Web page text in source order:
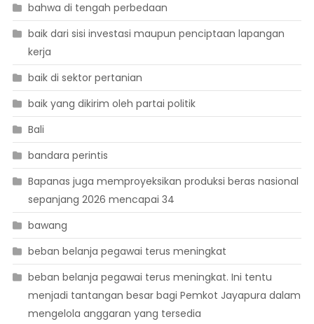
bahwa di tengah perbedaan
baik dari sisi investasi maupun penciptaan lapangan
kerja
baik di sektor pertanian
baik yang dikirim oleh partai politik
Bali
bandara perintis
Bapanas juga memproyeksikan produksi beras nasional
sepanjang 2026 mencapai 34
bawang
beban belanja pegawai terus meningkat
beban belanja pegawai terus meningkat. Ini tentu
menjadi tantangan besar bagi Pemkot Jayapura dalam
mengelola anggaran yang tersedia